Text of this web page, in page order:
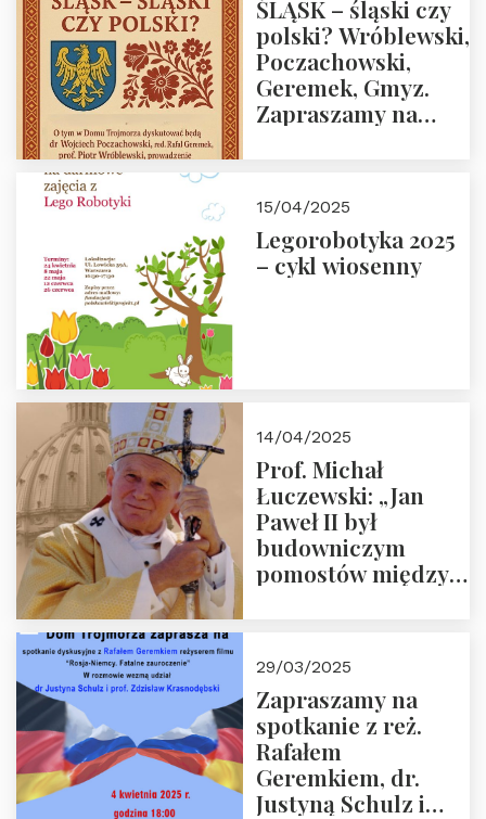
ŚLĄSK – śląski czy
polski? Wróblewski,
Poczachowski,
Geremek, Gmyz.
Zapraszamy na
Trójmorza.
15/04/2025
Legorobotyka 2025
– cykl wiosenny
14/04/2025
Prof. Michał
Łuczewski: „Jan
Paweł II był
budowniczym
pomostów między
29/03/2025
Zapraszamy na
spotkanie z reż.
Rafałem
Geremkiem, dr.
Justyną Schulz i